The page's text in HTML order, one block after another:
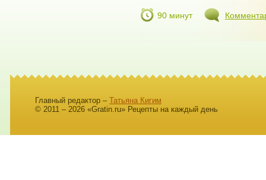
90 минут
Главный редактор – Татьяна Кигим
© 2011 – 2026 «Gratin.ru» Рецепты на каждый день